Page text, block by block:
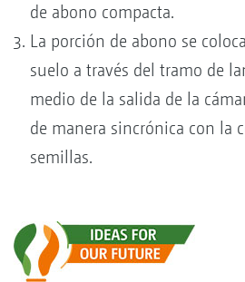
de abono compacta.
La porción de abono se
suelo a través del tramo de
medio de la salida de la
de manera sincrónica con la
semillas.